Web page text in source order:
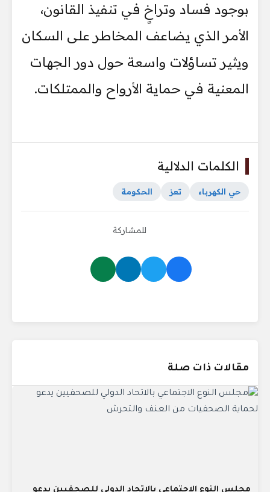
بوجود فساد وتراخٍ في تنفيذ القانون،
الأمر الذي يضاعف المخاطر على السكان
ويثير تساؤلات واسعة حول دور الجهات
المعنية في حماية الأرواح والممتلكات.
الكلمات الدلالية
حي الكهرباء تعز الحكومة
للمشاركة
مقالات ذات صلة
مجلس النوع الاجتماعي بالاتحاد الدولي للصحفيين يدعو